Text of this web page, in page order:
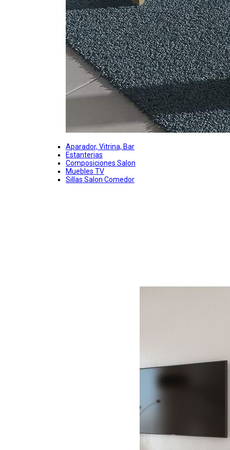
Aparador, Vitrina, Bar
Estanterias
Composiciones Salon
Muebles TV
Sillas Salon Comedor